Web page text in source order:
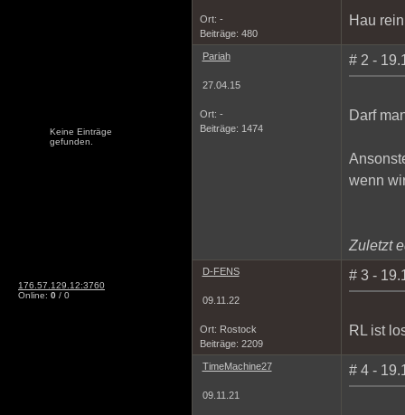
Keine Einträge
gefunden.
176.57.129.12:3760
Online: 0 / 0
Ort: -
Beiträge: 480
Hau
Pariah
27.04.15
Ort: -
Beiträge: 1474
# 2 -
Darf
wenn
Zuletzt
D-FENS
09.11.22
Ort: Rostock
Beiträge: 2209
# 3 -
RL ist
TimeMachine27
09.11.21
# 4 -